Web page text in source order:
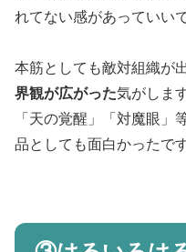
れてない感があっていい
本筋としても敵対組織が
界観が広がった気がしま
「天の覚醒」「対魔眼」
品としても面白かったです